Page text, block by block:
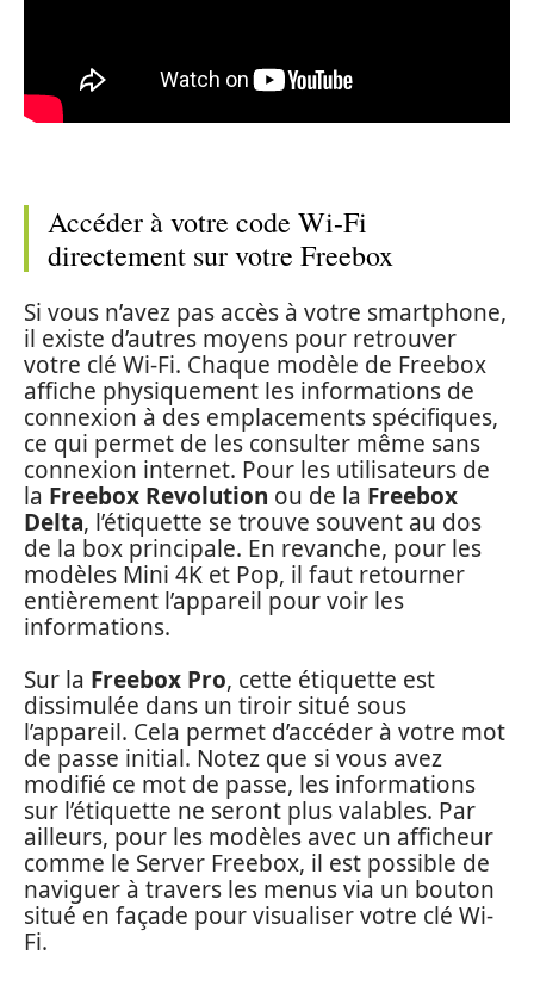
Accéder à votre code Wi-Fi
directement sur votre Freebox
Si vous n’avez pas accès à votre smartphone,
il existe d’autres moyens pour retrouver
votre clé Wi-Fi. Chaque modèle de Freebox
affiche physiquement les informations de
connexion à des emplacements spécifiques,
ce qui permet de les consulter même sans
connexion internet. Pour les utilisateurs de
la Freebox Revolution ou de la Freebox
Delta, l’étiquette se trouve souvent au dos
de la box principale. En revanche, pour les
modèles Mini 4K et Pop, il faut retourner
entièrement l’appareil pour voir les
informations.
Sur la Freebox Pro, cette étiquette est
dissimulée dans un tiroir situé sous
l’appareil. Cela permet d’accéder à votre mot
de passe initial. Notez que si vous avez
modifié ce mot de passe, les informations
sur l’étiquette ne seront plus valables. Par
ailleurs, pour les modèles avec un afficheur
comme le Server Freebox, il est possible de
naviguer à travers les menus via un bouton
situé en façade pour visualiser votre clé Wi-
Fi.